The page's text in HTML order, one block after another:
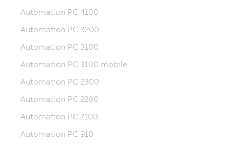
Automation PC 4100
Automation PC 3200
Automation PC 3100
Automation PC 3100 mobile
Automation PC 2300
Automation PC 2200
Automation PC 2100
Automation PC 910